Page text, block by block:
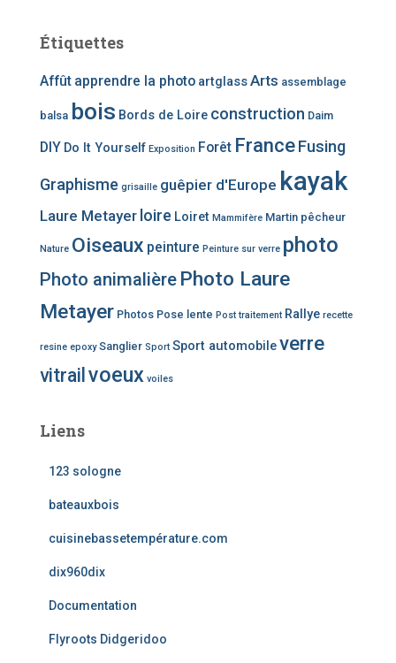
Étiquettes
Affût apprendre la photo artglassArts assemblage
balsa bois Bords de Loire construction Daim
DIY Do It Yourself Exposition Forêt FranceFusing
Graphisme grisaille guêpier d'Europe kayak
Laure Metayer loire Loiret Mammifère Martin pêcheur
Nature Oiseaux peinture Peinture sur verre photo
Photo animalière Photo Laure
Metayer Photos Pose lente Post traitement Rallye recette
resine epoxy Sanglier Sport Sport automobileverre
vitrail voeux voiles
Liens
123 sologne
bateauxbois
cuisinebassetempérature.com
dix960dix
Documentation
Flyroots Didgeridoo